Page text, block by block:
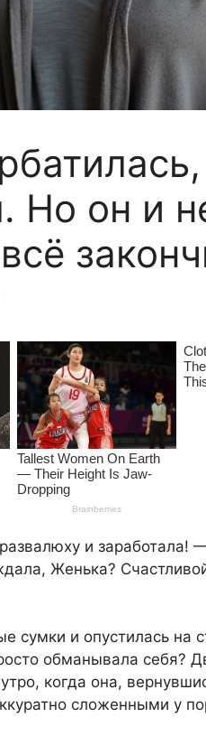
Но он и
и заработала!
Женька?
сумки и опустилась на
обманывала себя?
когда она,
сложенными у